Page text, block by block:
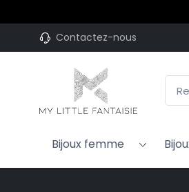
Contactez-nous
Bijoux femme